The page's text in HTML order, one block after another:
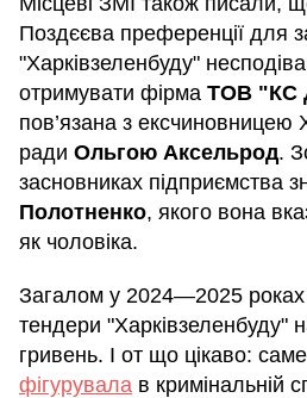
Поздєєва преференції для
"Харківзеленбуду"
отримувати фірма ТОВ "КС
пов’язана з ексчиновницею
ради Ольгою Аксельрод.
засновниках підприємства
Полотненко, якого вона
як чоловіка.
Загалом у 2024—2025
тендери "Харківзеленбуду"
гривень. І от що цікаво:
фігурувала в кримінальній